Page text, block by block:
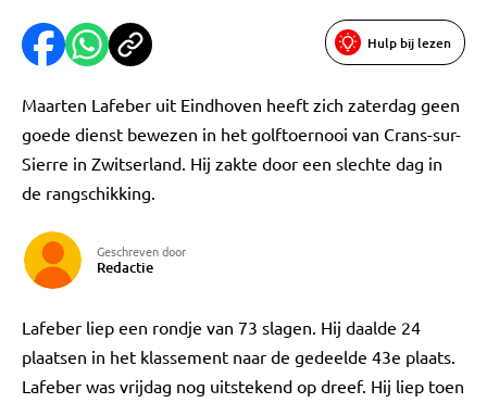
Hulp bij lezen
Maarten Lafeber uit Eindhoven heeft zich zaterdag geen
goede dienst bewezen in het golftoernooi van Crans-sur-
Sierre in Zwitserland. Hij zakte door een slechte dag in
de rangschikking.
Geschreven door
Redactie
Lafeber liep een rondje van 73 slagen. Hij daalde 24
plaatsen in het klassement naar de gedeelde 43e plaats.
Lafeber was vrijdag nog uitstekend op dreef. Hij liep toen